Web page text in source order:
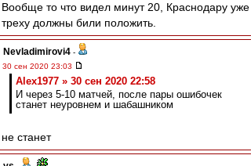
Вообще то что видел минут 20, Краснодару уже
треху должны били положить.
Nevladimirovi4 -
30 сен 2020 23:03
Alex1977 » 30 сен 2020 22:58
И через 5-10 матчей, после пары ошибочек
станет неуровнем и шабашником
не станет